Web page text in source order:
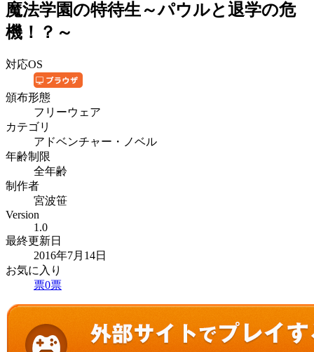
魔法学園の特待生～パウルと退学の危
機！？～
対応OS
頒布形態
フリーウェア
カテゴリ
アドベンチャー・ノベル
年齢制限
全年齢
制作者
宮波笹
Version
1.0
最終更新日
2016年7月14日
お気に入り
票0票